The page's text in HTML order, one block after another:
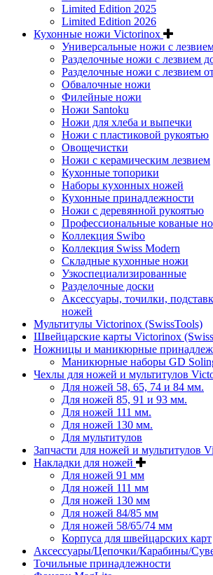
Limited Edition 2025
Limited Edition 2026
Кухонные ножи Victorinox
Универсальные ножи с
Разделочные ножи с лезвием
Разделочные ножи с лезвием
Обвалочные ножи
Филейные ножи
Ножи Santoku
Ножи для хлеба и выпечки
Ножи с пластиковой рукоятью
Овощечистки
Ножи с керамическим лезвием
Кухонные топорики
Наборы кухонных ножей
Кухонные принадлежности
Ножи с деревянной рукоятью
Профессиональные кованые
Коллекция Swibo
Коллекция Swiss Modern
Складные кухонные ножи
Узкоспециализированные
Разделочные доски
Аксессуары, точилки,
ножей
Мультитулы Victorinox (SwissTools)
Швейцарские карты Victorinox
Ножницы и маникюрные
Маникюрные наборы GD
Чехлы для ножей и мультитулов
Для ножей 58, 65, 74 и 84 мм.
Для ножей 85, 91 и 93 мм.
Для ножей 111 мм.
Для ножей 130 мм.
Для мультитулов
Запчасти для ножей и мультитулов
Накладки для ножей
Для ножей 91 мм
Для ножей 111 мм
Для ножей 130 мм
Для ножей 84/85 мм
Для ножей 58/65/74 мм
Корпуса для швейцарских карт
Аксессуары/Цепочки/Карабины/
Точильные принадлежности